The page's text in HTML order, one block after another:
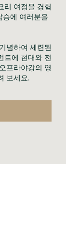
리 여정을 경험
승에 여러분을
념하여 세련된
트에 현대와 전
프라야강의 영
보세요.